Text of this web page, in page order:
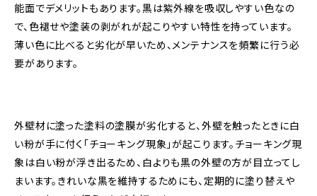
能面でデメリットもあります。黒は紫外線を吸収しやすい色なの
で、色褪せや塗装の剥がれが起こりやすい特性を持っています。
薄い色に比べると劣化が早いため、メンテナンスを頻繁に行う必
要があります。
外壁材に塗った塗料の塗膜が劣化すると、外壁を触ったときに白
い粉が手に付く「チョーキング現象」が起こります。チョーキング現
象は白い粉が浮き出るため、白よりも黒の外壁の方が目立ってし
まいます。きれいな黒を維持するためにも、定期的に塗り替えや